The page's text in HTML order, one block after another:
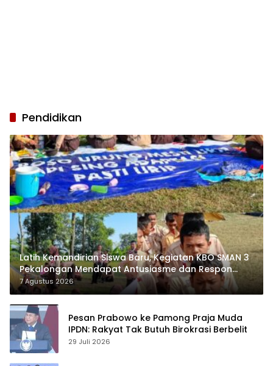
Pendidikan
Latih Kemandirian Siswa Baru, Kegiatan KBO SMAN 3
Pekalongan Mendapat Antusiasme dan Respon
Positif Orang Tua Murid
7 Agustus 2026
Pesan Prabowo ke Pamong Praja Muda
IPDN: Rakyat Tak Butuh Birokrasi Berbelit
29 Juli 2026